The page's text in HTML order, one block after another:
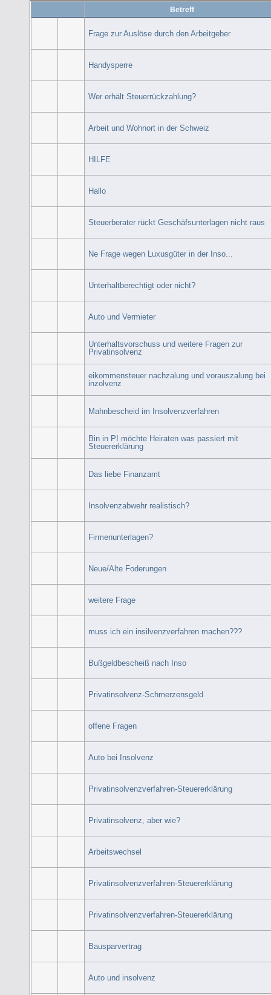
Betreff
Frage zur Auslöse durch den Arbeitgeber
Handysperre
Wer erhält Steuerrückzahlung?
Arbeit und Wohnort in der Schweiz
HILFE
Hallo
Steuerberater rückt Geschäfsunterlagen nicht raus
Ne Frage wegen Luxusgüter in der Inso...
Unterhaltberechtigt oder nicht?
Auto und Vermieter
Unterhaltsvorschuss und weitere Fragen zur
Privatinsolvenz
eikommensteuer nachzalung und vorauszalung bei
inzolvenz
Mahnbescheid im Insolvenzverfahren
Bin in PI möchte Heiraten was passiert mit
Steuererklärung
Das liebe Finanzamt
Insolvenzabwehr realistisch?
Firmenunterlagen?
Neue/Alte Foderungen
weitere Frage
muss ich ein insilvenzverfahren machen???
Bußgeldbescheiß nach Inso
Privatinsolvenz-Schmerzensgeld
offene Fragen
Auto bei Insolvenz
Privatinsolvenzverfahren-Steuererklärung
Privatinsolvenz, aber wie?
Arbeitswechsel
Privatinsolvenzverfahren-Steuererklärung
Privatinsolvenzverfahren-Steuererklärung
Bausparvertrag
Auto und insolvenz